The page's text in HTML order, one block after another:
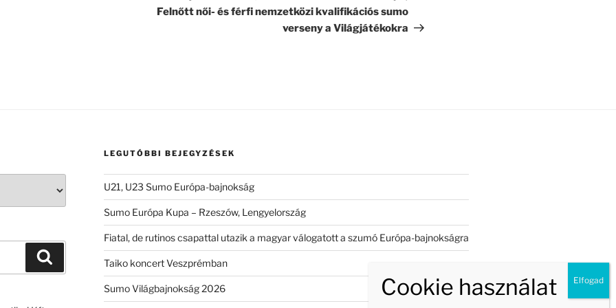
Felnőtt női- és férfi nemzetközi kvalifikációs sumo
verseny a Világjátékokra
LEGUTÓBBI BEJEGYZÉSEK
U21, U23 Sumo Európa-bajnokság
Sumo Európa Kupa – Rzeszów, Lengyelország
Fiatal, de rutinos csapattal utazik a magyar válogatott a szumó Európa-bajnokságra
Taiko koncert Veszprémban
Sumo Világbajnokság 2026